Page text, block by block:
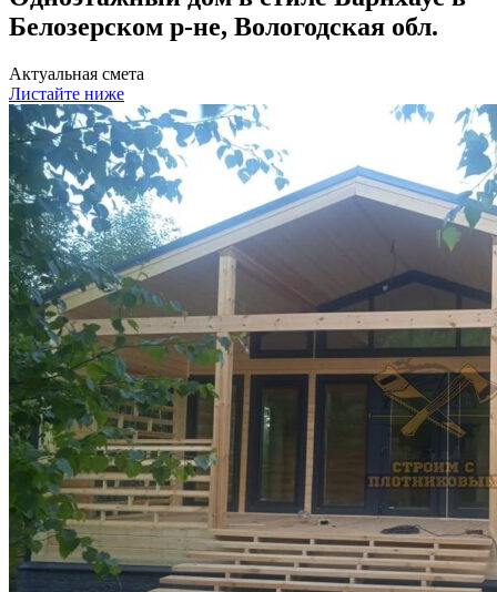
Белозерском р-не, Вологодская обл.
Актуальная смета
Листайте ниже